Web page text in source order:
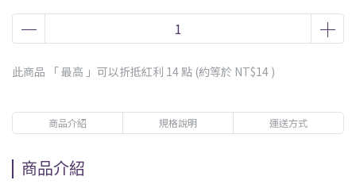
此商品 「 最高 」可以折抵紅利 14點 (約等於 NT$14 )
商品介紹 規格說明 運送方式
商品介紹